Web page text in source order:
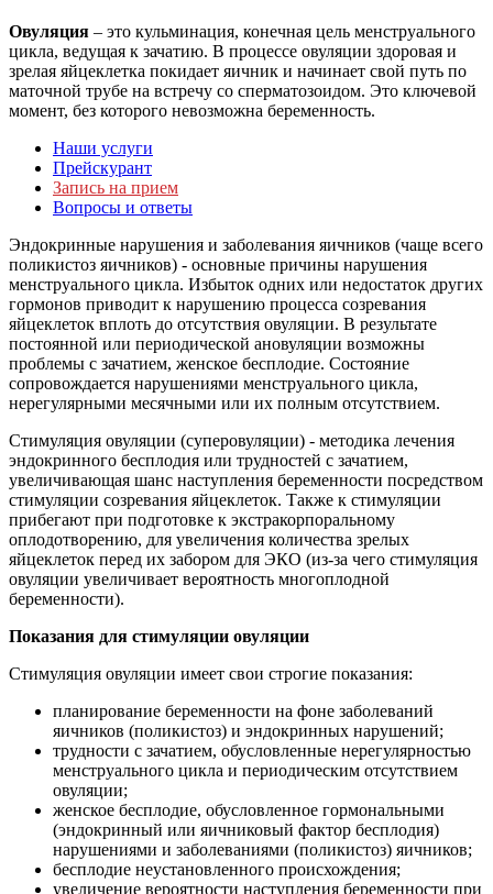
Овуляция – это кульминация, конечная цель менструального
цикла, ведущая к зачатию. В процессе овуляции здоровая и
зрелая яйцеклетка покидает яичник и начинает свой путь по
маточной трубе на встречу со сперматозоидом. Это ключевой
момент, без которого невозможна беременность.
Наши услуги
Прейскурант
Запись на прием
Вопросы и ответы
Эндокринные нарушения и заболевания яичников (чаще всего
поликистоз яичников) - основные причины нарушения
менструального цикла. Избыток одних или недостаток других
гормонов приводит к нарушению процесса созревания
яйцеклеток вплоть до отсутствия овуляции. В результате
постоянной или периодической ановуляции возможны
проблемы с зачатием, женское бесплодие. Состояние
сопровождается нарушениями менструального цикла,
нерегулярными месячными или их полным отсутствием.
Стимуляция овуляции (суперовуляции) - методика лечения
эндокринного бесплодия или трудностей с зачатием,
увеличивающая шанс наступления беременности посредством
стимуляции созревания яйцеклеток. Также к стимуляции
прибегают при подготовке к экстракорпоральному
оплодотворению, для увеличения количества зрелых
яйцеклеток перед их забором для ЭКО (из-за чего стимуляция
овуляции увеличивает вероятность многоплодной
беременности).
Показания для стимуляции овуляции
Стимуляция овуляции имеет свои строгие показания:
планирование беременности на фоне заболеваний
яичников (поликистоз) и эндокринных нарушений;
трудности с зачатием, обусловленные нерегулярностью
менструального цикла и периодическим отсутствием
овуляции;
женское бесплодие, обусловленное гормональными
(эндокринный или яичниковый фактор бесплодия)
нарушениями и заболеваниями (поликистоз) яичников;
бесплодие неустановленного происхождения;
увеличение вероятности наступления беременности при